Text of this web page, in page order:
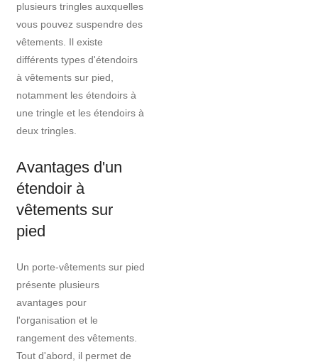
plusieurs tringles auxquelles
vous pouvez suspendre des
vêtements. Il existe
différents types d'étendoirs
à vêtements sur pied,
notamment les étendoirs à
une tringle et les étendoirs à
deux tringles.
Avantages d'un
étendoir à
vêtements sur
pied
Un porte-vêtements sur pied
présente plusieurs
avantages pour
l'organisation et le
rangement des vêtements.
Tout d'abord, il permet de